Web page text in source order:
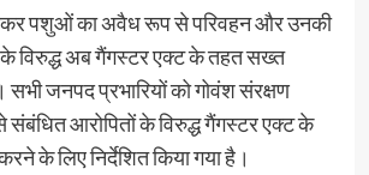
पशुओं का अवैध रूप से परिवहन और उनकी
विरुद्ध अब गैंगस्टर एक्ट के तहत सख्त
सभी जनपद प्रभारियों को गोवंश संरक्षण
आरोपितों के विरुद्ध गैंगस्टर एक्ट के
के लिए निर्देशित किया गया है।